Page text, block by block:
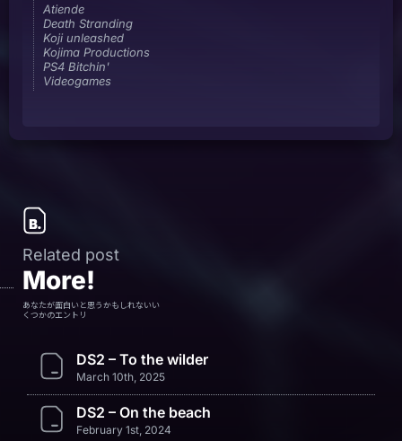
Atiende
Death Stranding
Koji unleashed
Kojima Productions
PS4 Bitchin'
Videogames
Related post
More!
あなたが面白いと思うかもしれないい
くつかのエントリ
DS2 – To the wilder
March 10th, 2025
DS2 – On the beach
February 1st, 2024